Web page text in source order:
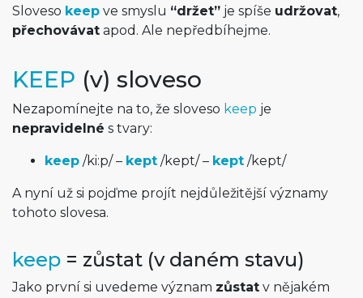
Sloveso keep ve smyslu “držet” je spíše udržovat,
přechovávat apod. Ale nepředbíhejme.
KEEP (v) sloveso
Nezapomínejte na to, že sloveso keep je
nepravidelné s tvary:
keep /ki:p/– kept /kept/– kept /kept/
A nyní už si pojďme projít nejdůležitější významy
tohoto slovesa.
keep = zůstat (v daném stavu)
Jako první si uvedeme význam zůstat v nějakém